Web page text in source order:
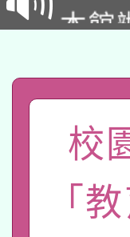
招)
本館
礎課
A3數
「
pilot
有
薪
轉
校
「